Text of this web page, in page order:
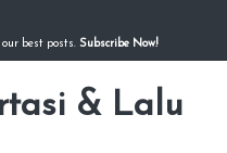
best posts. Subscribe Now!
& Lalu